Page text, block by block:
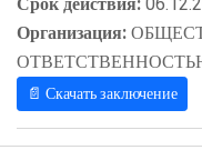
Организация:
📄 Скачать заключение